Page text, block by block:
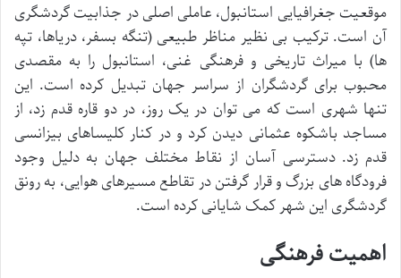
موقعیت جغرافیایی استانبول، عاملی اصلی در جذابیت گردشگری
آن است. ترکیب بی نظیر مناظر طبیعی (تنگه بسفر، دریاها، تپه
ها) با میراث تاریخی و فرهنگی غنی، استانبول را به مقصدی
محبوب برای گردشگران از سراسر جهان تبدیل کرده است. این
تنها شهری است که می توان در یک روز، در دو قاره قدم زد، از
مساجد باشکوه عثمانی دیدن کرد و در کنار کلیساهای بیزانسی
قدم زد. دسترسی آسان از نقاط مختلف جهان به دلیل وجود
فرودگاه های بزرگ و قرار گرفتن در تقاطع مسیرهای هوایی، به رونق
گردشگری این شهر کمک شایانی کرده است.
اهمیت فرهنگی